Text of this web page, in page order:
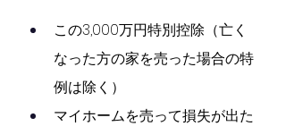
この3,000万円特別控除（亡く
なった方の家を売った場合の特
例は除く）
マイホームを売って損失が出た